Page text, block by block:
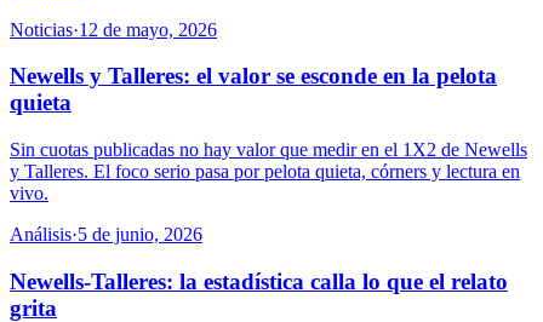
Noticias·12 de mayo, 2026
Newells y Talleres: el valor se esconde en la pelota
quieta
Sin cuotas publicadas no hay valor que medir en el 1X2 de Newells
y Talleres. El foco serio pasa por pelota quieta, córners y lectura en
vivo.
Análisis·5 de junio, 2026
Newells-Talleres: la estadística calla lo que el relato
grita